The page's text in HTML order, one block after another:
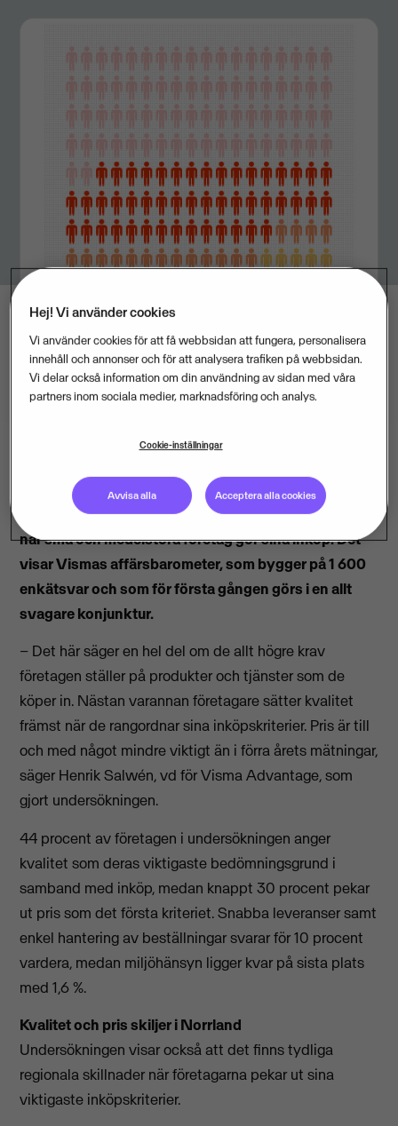
Vismas affärsbarometer
Kvalitet fortsätter att vara betydligt viktigare än pris
när små och medelstora företag gör sina inköp. Det
visar Vismas affärsbarometer, som bygger på 1 600
enkätsvar och som för första gången görs i en allt
svagare konjunktur.
– Det här säger en hel del om de allt högre krav
företagen ställer på produkter och tjänster som de
köper in. Nästan varannan företagare sätter kvalitet
främst när de rangordnar sina inköpskriterier. Pris är till
och med något mindre viktigt än i förra årets mätningar,
säger Henrik Salwén, vd för Visma Advantage, som
gjort undersökningen.
44 procent av företagen i undersökningen anger
kvalitet som deras viktigaste bedömningsgrund i
samband med inköp, medan knappt 30 procent pekar
ut pris som det första kriteriet. Snabba leveranser samt
enkel hantering av beställningar svarar för 10 procent
vardera, medan miljöhänsyn ligger kvar på sista plats
med 1,6 %.
Kvalitet och pris skiljer i Norrland
Undersökningen visar också att det finns tydliga
regionala skillnader när företagarna pekar ut sina
viktigaste inköpskriterier.
Hej! Vi använder cookies
Vi använder cookies för att få webbsidan att fungera, personalisera
innehåll och annonser och för att analysera trafiken på webbsidan.
Vi delar också information om din användning av sidan med våra
partners inom sociala medier, marknadsföring och analys.
Cookie-inställningar
Avvisa alla Acceptera alla cookies